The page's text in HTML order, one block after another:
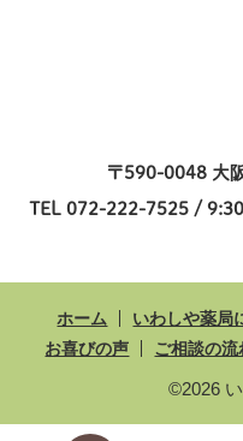
〒590-0048 大
TEL 072-222-7525 / 9:30
ホーム いわしや薬局
お喜びの声
ご相談の流
©2026